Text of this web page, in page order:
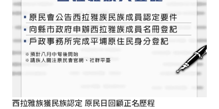
西拉雅族獲民族認定 原民日回顧正名歷程